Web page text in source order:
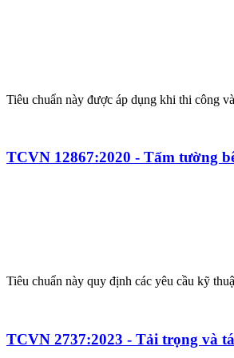
Tiêu chuẩn này được áp dụng khi thi công
TCVN 12867:2020 - Tấm tường
Tiêu chuẩn này quy định các yêu cầu kỹ
TCVN 2737:2023 - Tải trọng và